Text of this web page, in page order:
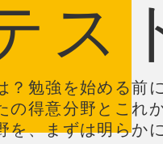
ス
勉強を始める前に
の得意分野とこれ
を、まずは明らか